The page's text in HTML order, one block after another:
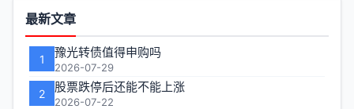
功
能
区
最新文章
1 豫光转债值得申购吗
2026-07-29
2 股票跌停后还能不能上涨
2026-07-22